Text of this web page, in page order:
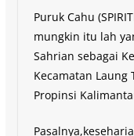
Puruk Cahu
mungkin itu lah
Sahrian sebagai
Kecamatan Laung
Propinsi